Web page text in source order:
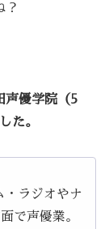
？
声優学院（5
た。
・ラジオやナ
で声優業。